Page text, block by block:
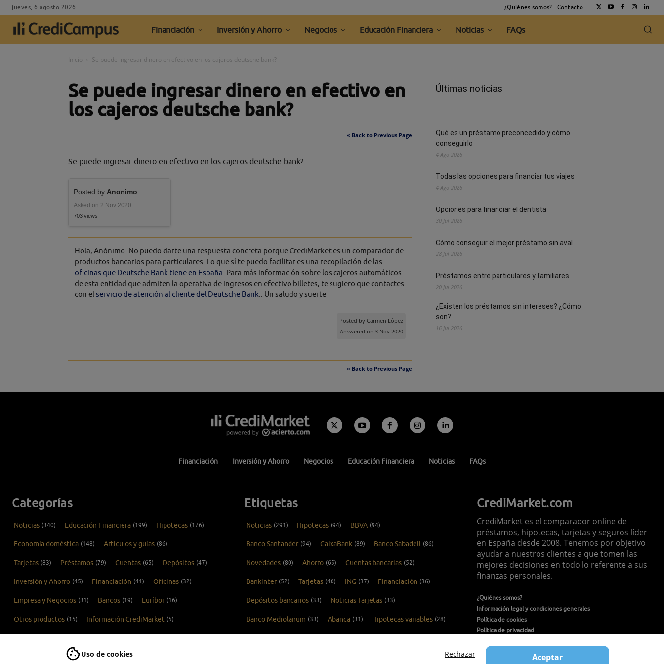
Uso de cookies Rechazar Aceptar
jueves, 6 agosto 2026 ¿Quiénes somos? Contacto
Financiación Inversión y Ahorro Negocios Educación Financiera Noticias FAQs
Inicio Se puede ingresar dinero en efectivo en los cajeros deutsche bank?
Se puede ingresar dinero en efectivo en
los cajeros deutsche bank?
« Back to Previous Page
Se puede ingresar dinero en efectivo en los cajeros deutsche bank?
Posted by Anonimo
Asked on 2 Nov 2020
703 views
Hola, Anónimo. No puedo darte una respuesta concreta porque CrediMarket es un comparador de
productos bancarios para particulares. Lo que sí te puedo facilitar es una recopilación de las
oficinas que Deutsche Bank tiene en España. Para más información sobre los cajeros automáticos
de esta entidad que admiten la operativa de ingresos en efectivo billetes, te sugiero que contactes
con el servicio de atención al cliente del Deutsche Bank .. Un saludo y suerte
Posted by Carmen López
Answered on 3 Nov 2020
« Back to Previous Page
Últimas noticias
Qué es un préstamo preconcedido y cómo
conseguirlo
4 Ago 2026
Todas las opciones para financiar tus viajes
4 Ago 2026
Opciones para financiar el dentista
30 Jul 2026
Cómo conseguir el mejor préstamo sin aval
28 Jul 2026
Préstamos entre particulares y familiares
20 Jul 2026
¿Existen los préstamos sin intereses? ¿Cómo
son?
16 Jul 2026
Financiación Inversión y Ahorro Negocios Educación Financiera Noticias FAQs
Categorías
Noticias (340) Educación Financiera (199) Hipotecas (176)
Economía doméstica (148) Artículos y guías (86)
Tarjetas (83) Préstamos (79) Cuentas (65) Depósitos (47)
Inversión y Ahorro (45) Financiación (41) Oficinas (32)
Empresa y Negocios (31) Bancos (19) Euríbor (16)
Otros productos (15) Información CrediMarket (5)
Etiquetas
Noticias (291) Hipotecas (94) BBVA (94)
Banco Santander (94) CaixaBank (89) Banco Sabadell (86)
Novedades (80) Ahorro (65) Cuentas bancarias (52)
Bankinter (52) Tarjetas (40) ING (37) Financiación (36)
Depósitos bancarios (33) Noticias Tarjetas (33)
Banco Mediolanum (33) Abanca (31) Hipotecas variables (28)
CrediMarket.com
CrediMarket es el comparador online de
préstamos, hipotecas, tarjetas y seguros líder
en España desde 2008. Tenemos por objetivo
ayudar a nuestros clientes a que tomen las
mejores decisiones en todo lo referente a sus
finanzas personales.
¿Quiénes somos?
Información legal y condiciones generales
Política de cookies
Política de privacidad
Contacto